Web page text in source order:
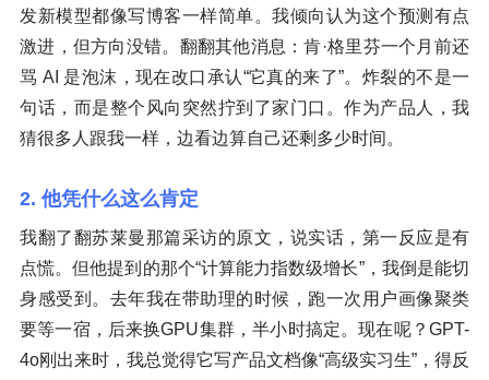
发新模型都像写博客一样简单。我倾向认为这个预测有点
激进，但方向没错。翻翻其他消息：肯·格里芬一个月前还
骂 AI 是泡沫，现在改口承认“它真的来了”。炸裂的不是一
句话，而是整个风向突然拧到了家门口。作为产品人，我
猜很多人跟我一样，边看边算自己还剩多少时间。
2. 他凭什么这么肯定
我翻了翻苏莱曼那篇采访的原文，说实话，第一反应是有
点慌。但他提到的那个“计算能力指数级增长”，我倒是能切
身感受到。去年我在带助理的时候，跑一次用户画像聚类
要等一宿，后来换GPU集群，半小时搞定。现在呢？GPT-
4o刚出来时，我总觉得它写产品文档像“高级实习生”，得反